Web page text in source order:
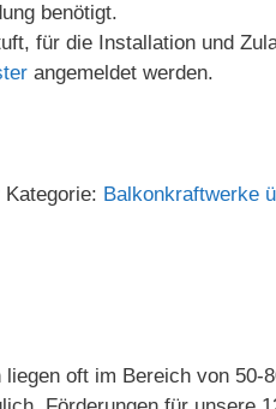
benötigt.
für die Installation und
angemeldet werden.
Balkonkraftwerke
oft im Bereich von 50-